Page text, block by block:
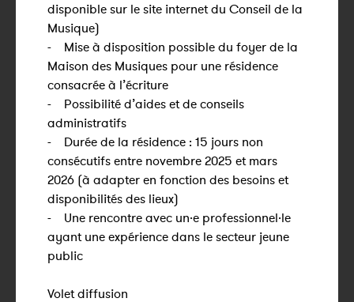
disponible sur le site internet du Conseil de la
Musique)
- Mise à disposition possible du foyer de la
Maison des Musiques pour une résidence
consacrée à l’écriture
- Possibilité d’aides et de conseils
administratifs
- Durée de la résidence : 15 jours non
consécutifs entre novembre 2025 et mars
2026 (à adapter en fonction des besoins et
disponibilités des lieux)
- Une rencontre avec un·e professionnel·le
ayant une expérience dans le secteur jeune
public
Volet diffusion